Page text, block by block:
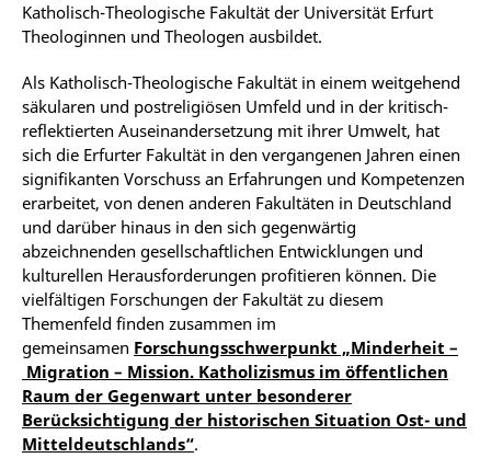
Katholisch-Theologische Fakultät der Universität Erfurt
Theologinnen und Theologen ausbildet.
Als Katholisch-Theologische Fakultät in einem weitgehend
säkularen und postreligiösen Umfeld und in der kritisch-
reflektierten Auseinandersetzung mit ihrer Umwelt, hat
sich die Erfurter Fakultät in den vergangenen Jahren einen
signifikanten Vorschuss an Erfahrungen und Kompetenzen
erarbeitet, von denen anderen Fakultäten in Deutschland
und darüber hinaus in den sich gegenwärtig
abzeichnenden gesellschaftlichen Entwicklungen und
kulturellen Herausforderungen profitieren können. Die
vielfältigen Forschungen der Fakultät zu diesem
Themenfeld finden zusammen im
gemeinsamen Forschungsschwerpunkt „Minderheit –
Migration – Mission. Katholizismus im öffentlichen
Raum der Gegenwart unter besonderer
Berücksichtigung der historischen Situation Ost- und
Mitteldeutschlands“.